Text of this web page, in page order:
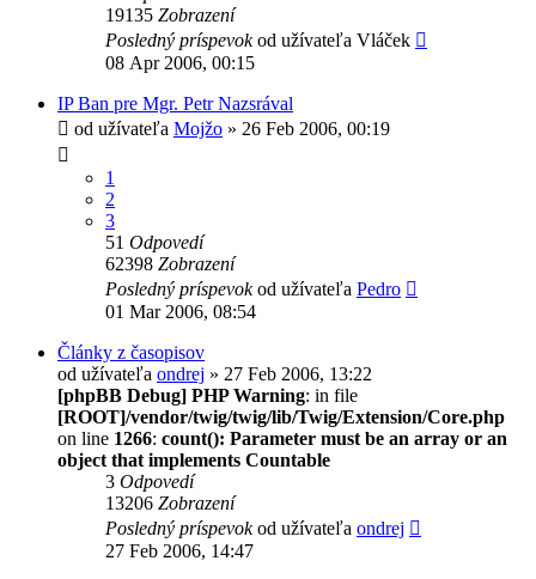
19135 Zobrazení
Posledný príspevokod užívateľa Vláček
08 Apr 2006, 00:15
IP Ban pre Mgr. Petr Nazsrával
od užívateľa Mojžo » 26 Feb 2006, 00:19
1
2
3
51 Odpovedí
62398 Zobrazení
Posledný príspevokod užívateľa Pedro
01 Mar 2006, 08:54
Články z časopisov
od užívateľa ondrej » 27 Feb 2006, 13:22
[phpBB Debug] PHP Warning: in file
[ROOT]/vendor/twig/twig/lib/Twig/Extension/Core.php
on line 1266: count(): Parameter must be an array or an
object that implements Countable
3 Odpovedí
13206 Zobrazení
Posledný príspevokod užívateľa ondrej
27 Feb 2006, 14:47